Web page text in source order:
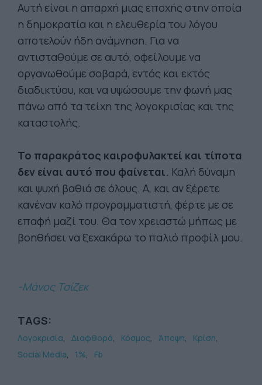
Αυτή είναι η απαρχή μιας εποχής στην οποία
η δημοκρατία και η ελευθερία του λόγου
αποτελούν ήδη ανάμνηση. Για να
αντισταθούμε σε αυτό, οφείλουμε να
οργανωθούμε σοβαρά, εντός και εκτός
διαδικτύου, και να υψώσουμε την φωνή μας
πάνω από τα τείχη της λογοκρισίας και της
καταστολής.
Το παρακράτος καιροφυλακτεί και τίποτα
δεν είναι αυτό που φαίνεται. Καλή δύναμη
και ψυχή βαθιά σε όλους. Α, και αν ξέρετε
κανέναν καλό προγραμματιστή, φέρτε με σε
επαφή μαζί του. Θα τον χρειαστώ μήπως με
βοηθήσει να ξεχακάρω το παλιό προφίλ μου.
-Μάνος Τσίζεκ
TAGS:
Λογοκρισία Διαφθορά Κόσμος Άποψη
Κρίση
Social Media
1% Fb